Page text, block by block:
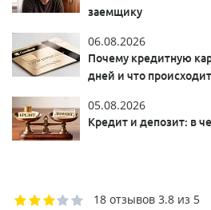
заемщику
06.08.2026
Почему кредитную
дней и что
05.08.2026
Кредит и депозит: в
18 отзывов 3.8 из 5